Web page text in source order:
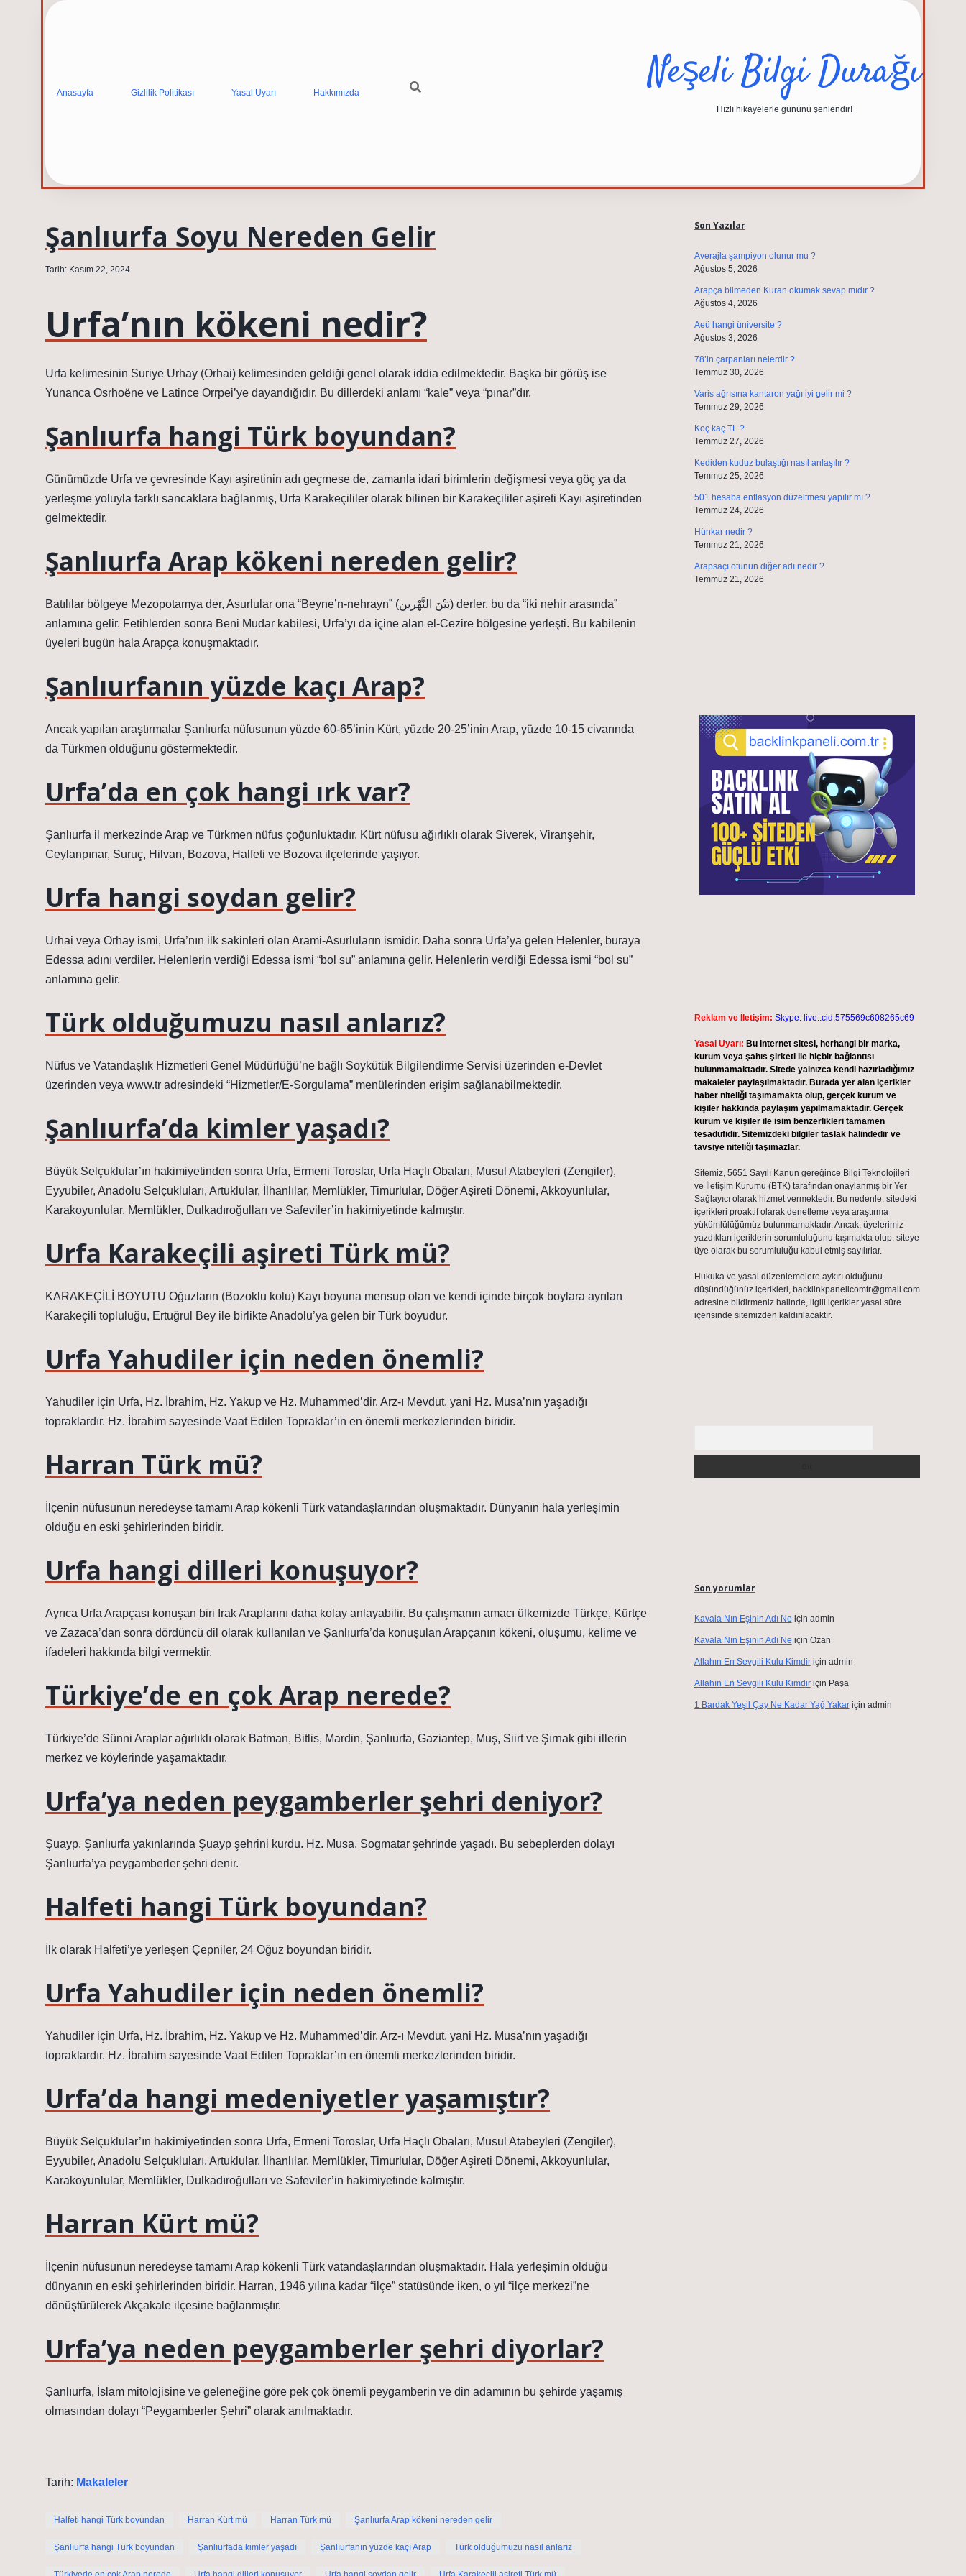
Anasayfa Gizlilik Politikası Yasal Uyarı Hakkımızda Neşeli Bilgi Durağı
Hızlı hikayelerle gününü şenlendir!
Şanlıurfa Soyu Nereden Gelir
Tarih: Kasım 22, 2024
Urfa’nın kökeni nedir?
Urfa kelimesinin Suriye Urhay (Orhai) kelimesinden geldiği genel olarak iddia edilmektedir. Başka bir görüş ise
Yunanca Osrhoëne ve Latince Orrpei’ye dayandığıdır. Bu dillerdeki anlamı “kale” veya “pınar”dır.
Şanlıurfa hangi Türk boyundan?
Günümüzde Urfa ve çevresinde Kayı aşiretinin adı geçmese de, zamanla idari birimlerin değişmesi veya göç ya da
yerleşme yoluyla farklı sancaklara bağlanmış, Urfa Karakeçililer olarak bilinen bir Karakeçililer aşireti Kayı aşiretinden
gelmektedir.
Şanlıurfa Arap kökeni nereden gelir?
Batılılar bölgeye Mezopotamya der, Asurlular ona “Beyne’n-nehrayn” (بَيْنَ النَّهْرين) derler, bu da “iki nehir arasında”
anlamına gelir. Fetihlerden sonra Beni Mudar kabilesi, Urfa’yı da içine alan el-Cezire bölgesine yerleşti. Bu kabilenin
üyeleri bugün hala Arapça konuşmaktadır.
Şanlıurfanın yüzde kaçı Arap?
Ancak yapılan araştırmalar Şanlıurfa nüfusunun yüzde 60-65’inin Kürt, yüzde 20-25’inin Arap, yüzde 10-15 civarında
da Türkmen olduğunu göstermektedir.
Urfa’da en çok hangi ırk var?
Şanlıurfa il merkezinde Arap ve Türkmen nüfus çoğunluktadır. Kürt nüfusu ağırlıklı olarak Siverek, Viranşehir,
Ceylanpınar, Suruç, Hilvan, Bozova, Halfeti ve Bozova ilçelerinde yaşıyor.
Urfa hangi soydan gelir?
Urhai veya Orhay ismi, Urfa’nın ilk sakinleri olan Arami-Asurluların ismidir. Daha sonra Urfa’ya gelen Helenler, buraya
Edessa adını verdiler. Helenlerin verdiği Edessa ismi “bol su” anlamına gelir. Helenlerin verdiği Edessa ismi “bol su”
anlamına gelir.
Türk olduğumuzu nasıl anlarız?
Nüfus ve Vatandaşlık Hizmetleri Genel Müdürlüğü’ne bağlı Soykütük Bilgilendirme Servisi üzerinden e-Devlet
üzerinden veya www.tr adresindeki “Hizmetler/E-Sorgulama” menülerinden erişim sağlanabilmektedir.
Şanlıurfa’da kimler yaşadı?
Büyük Selçuklular’ın hakimiyetinden sonra Urfa, Ermeni Toroslar, Urfa Haçlı Obaları, Musul Atabeyleri (Zengiler),
Eyyubiler, Anadolu Selçukluları, Artuklular, İlhanlılar, Memlükler, Timurlular, Döğer Aşireti Dönemi, Akkoyunlular,
Karakoyunlular, Memlükler, Dulkadıroğulları ve Safeviler’in hakimiyetinde kalmıştır.
Urfa Karakeçili aşireti Türk mü?
KARAKEÇİLİ BOYUTU Oğuzların (Bozoklu kolu) Kayı boyuna mensup olan ve kendi içinde birçok boylara ayrılan
Karakeçili topluluğu, Ertuğrul Bey ile birlikte Anadolu’ya gelen bir Türk boyudur.
Urfa Yahudiler için neden önemli?
Yahudiler için Urfa, Hz. İbrahim, Hz. Yakup ve Hz. Muhammed’dir. Arz-ı Mevdut, yani Hz. Musa’nın yaşadığı
topraklardır. Hz. İbrahim sayesinde Vaat Edilen Topraklar’ın en önemli merkezlerinden biridir.
Harran Türk mü?
İlçenin nüfusunun neredeyse tamamı Arap kökenli Türk vatandaşlarından oluşmaktadır. Dünyanın hala yerleşimin
olduğu en eski şehirlerinden biridir.
Urfa hangi dilleri konuşuyor?
Ayrıca Urfa Arapçası konuşan biri Irak Araplarını daha kolay anlayabilir. Bu çalışmanın amacı ülkemizde Türkçe, Kürtçe
ve Zazaca’dan sonra dördüncü dil olarak kullanılan ve Şanlıurfa’da konuşulan Arapçanın kökeni, oluşumu, kelime ve
ifadeleri hakkında bilgi vermektir.
Türkiye’de en çok Arap nerede?
Türkiye’de Sünni Araplar ağırlıklı olarak Batman, Bitlis, Mardin, Şanlıurfa, Gaziantep, Muş, Siirt ve Şırnak gibi illerin
merkez ve köylerinde yaşamaktadır.
Urfa’ya neden peygamberler şehri deniyor?
Şuayp, Şanlıurfa yakınlarında Şuayp şehrini kurdu. Hz. Musa, Sogmatar şehrinde yaşadı. Bu sebeplerden dolayı
Şanlıurfa’ya peygamberler şehri denir.
Halfeti hangi Türk boyundan?
İlk olarak Halfeti’ye yerleşen Çepniler, 24 Oğuz boyundan biridir.
Urfa Yahudiler için neden önemli?
Yahudiler için Urfa, Hz. İbrahim, Hz. Yakup ve Hz. Muhammed’dir. Arz-ı Mevdut, yani Hz. Musa’nın yaşadığı
topraklardır. Hz. İbrahim sayesinde Vaat Edilen Topraklar’ın en önemli merkezlerinden biridir.
Urfa’da hangi medeniyetler yaşamıştır?
Büyük Selçuklular’ın hakimiyetinden sonra Urfa, Ermeni Toroslar, Urfa Haçlı Obaları, Musul Atabeyleri (Zengiler),
Eyyubiler, Anadolu Selçukluları, Artuklular, İlhanlılar, Memlükler, Timurlular, Döğer Aşireti Dönemi, Akkoyunlular,
Karakoyunlular, Memlükler, Dulkadıroğulları ve Safeviler’in hakimiyetinde kalmıştır.
Harran Kürt mü?
İlçenin nüfusunun neredeyse tamamı Arap kökenli Türk vatandaşlarından oluşmaktadır. Hala yerleşimin olduğu
dünyanın en eski şehirlerinden biridir. Harran, 1946 yılına kadar “ilçe” statüsünde iken, o yıl “ilçe merkezi”ne
dönüştürülerek Akçakale ilçesine bağlanmıştır.
Urfa’ya neden peygamberler şehri diyorlar?
Şanlıurfa, İslam mitolojisine ve geleneğine göre pek çok önemli peygamberin ve din adamının bu şehirde yaşamış
olmasından dolayı “Peygamberler Şehri” olarak anılmaktadır.
Tarih: Makaleler
Halfeti hangi Türk boyundan Harran Kürt mü Harran Türk mü Şanlıurfa Arap kökeni nereden gelir
Şanlıurfa hangi Türk boyundan Şanlıurfada kimler yaşadı Şanlıurfanın yüzde kaçı Arap Türk olduğumuzu nasıl anlarız
Son Yazılar
Averajla şampiyon olunur mu ?
Ağustos 5, 2026
Arapça bilmeden Kuran okumak sevap mıdır ?
Ağustos 4, 2026
Aeü hangi üniversite ?
Ağustos 3, 2026
78’in çarpanları nelerdir ?
Temmuz 30, 2026
Varis ağrısına kantaron yağı iyi gelir mi ?
Temmuz 29, 2026
Koç kaç TL ?
Temmuz 27, 2026
Kediden kuduz bulaştığı nasıl anlaşılır ?
Temmuz 25, 2026
501 hesaba enflasyon düzeltmesi yapılır mı ?
Temmuz 24, 2026
Hünkar nedir ?
Temmuz 21, 2026
Arapsaçı otunun diğer adı nedir ?
Temmuz 21, 2026
Reklam ve İletişim: Skype: live:.cid.575569c608265c69
Yasal Uyarı: Bu internet sitesi, herhangi bir marka,
kurum veya şahıs şirketi ile hiçbir bağlantısı
bulunmamaktadır. Sitede yalnızca kendi hazırladığımız
makaleler paylaşılmaktadır. Burada yer alan içerikler
haber niteliği taşımamakta olup, gerçek kurum ve
kişiler hakkında paylaşım yapılmamaktadır. Gerçek
kurum ve kişiler ile isim benzerlikleri tamamen
tesadüfidir. Sitemizdeki bilgiler taslak halindedir ve
tavsiye niteliği taşımazlar.
Sitemiz, 5651 Sayılı Kanun gereğince Bilgi Teknolojileri
ve İletişim Kurumu (BTK) tarafından onaylanmış bir Yer
Sağlayıcı olarak hizmet vermektedir. Bu nedenle, sitedeki
içerikleri proaktif olarak denetleme veya araştırma
yükümlülüğümüz bulunmamaktadır. Ancak, üyelerimiz
yazdıkları içeriklerin sorumluluğunu taşımakta olup, siteye
üye olarak bu sorumluluğu kabul etmiş sayılırlar.
Hukuka ve yasal düzenlemelere aykırı olduğunu
düşündüğünüz içerikleri, backlinkpanelicomtr@gmail.com
adresine bildirmeniz halinde, ilgili içerikler yasal süre
içerisinde sitemizden kaldırılacaktır.
Son yorumlar
Kavala Nın Eşinin Adı Ne için admin
Kavala Nın Eşinin Adı Ne için Ozan
Allahın En Sevgili Kulu Kimdiriçin admin
Allahın En Sevgili Kulu Kimdiriçin Paşa
1 Bardak Yeşil Çay Ne Kadar Yağ Yakariçin admin